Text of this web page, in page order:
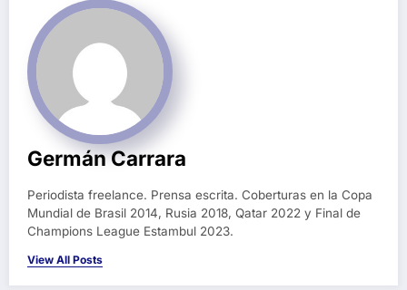
Germán Carrara
Periodista freelance. Prensa escrita. Coberturas en la Copa
Mundial de Brasil 2014, Rusia 2018, Qatar 2022 y Final de
Champions League Estambul 2023.
View All Posts